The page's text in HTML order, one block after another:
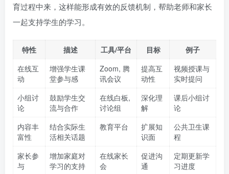
育过程中来，这样能形成有效的反馈机制，帮助老师和家长
一起支持学生的学习。
特性 描述 工具/平台 目标
例子
在线互
动
增强学生课
堂参与感
Zoom, 腾
讯会议
提高互
动性
视频授课与
实时提问
小组讨
论
鼓励学生交
流与合作
在线白板,
讨论组
深化理
解
课后小组讨
论
内容丰
富性
结合实际生
活相关话题
教育平台
扩展知
识面
公共卫生课
程
家长参
与
增加家庭对
学习的支持
在线家长
会
促进沟
通
定期更新学
习进度